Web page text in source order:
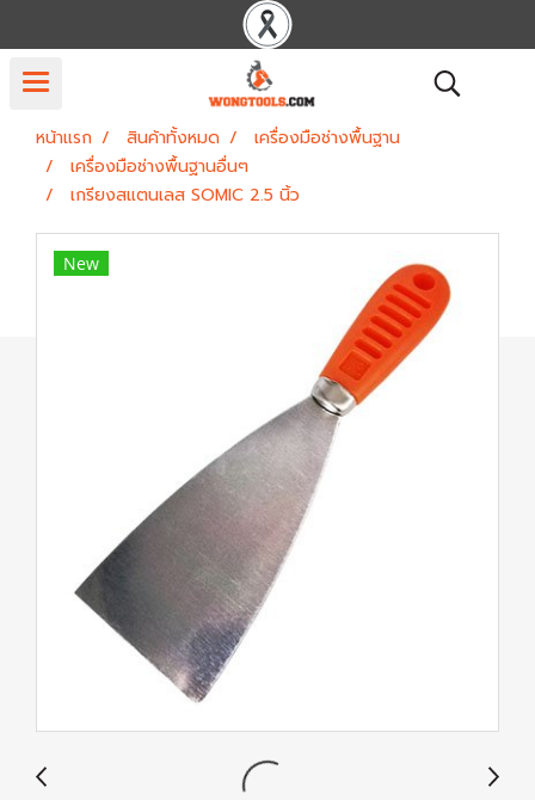
หน้าแรก สินค้าทั้งหมด
เครื่องมือช่างพื้นฐาน
เครื่องมือช่างพื้นฐานอื่นๆ
เกรียงสแตนเลส SOMIC 2.5 นิ้ว
New